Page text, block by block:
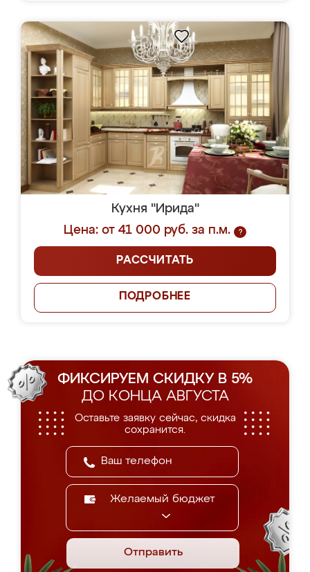
Кухня "Ирида"
Цена: от 41 000 руб. за п.м.
?
РАССЧИТАТЬ
ПОДРОБНЕЕ
ФИКСИРУЕМ СКИДКУ В 5%
ДО КОНЦА АВГУСТА
Оставьте заявку сейчас, скидка
сохранится.
Желаемый бюджет
Отправить